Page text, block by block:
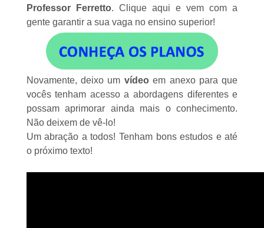
Professor Ferretto. Clique aqui e vem com a
gente garantir a sua vaga no ensino superior!
Novamente, deixo um vídeoem anexo para que
vocês tenham acesso a abordagens diferentes e
possam aprimorar ainda mais o conhecimento.
Não deixem de vê-lo!
Um abração a todos! Tenham bons estudos e até
o próximo texto!